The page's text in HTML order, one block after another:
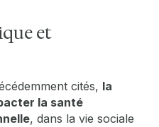
et
cités, la
la santé
, dans la vie sociale